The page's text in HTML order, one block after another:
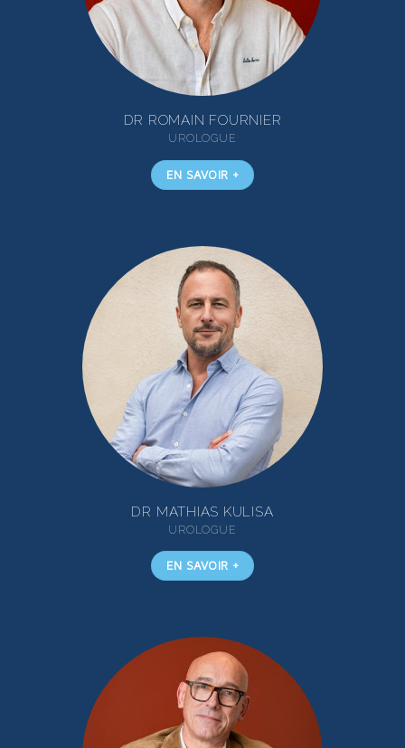
DR ROMAIN FOURNIER
UROLOGUE
EN SAVOIR +
DR MATHIAS KULISA
UROLOGUE
EN SAVOIR +